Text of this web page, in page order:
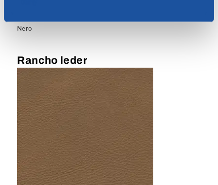
Nero
Rancho leder